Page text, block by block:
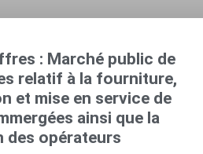
: Marché public de
relatif à la fourniture,
et mise en service de
ainsi que la
des opérateurs